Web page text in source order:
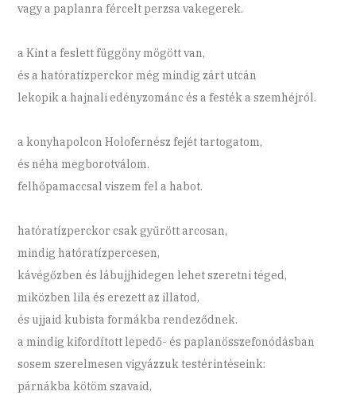
vagy a paplanra fércelt perzsa vakegerek.
a Kint a feslett függöny mögött van,
és a hatóratízperckor még mindig zárt utcán
lekopik a hajnali edényzománc és a festék a szemhéjról.
a konyhapolcon Holofernész fejét tartogatom,
és néha megborotválom.
felhőpamaccsal viszem fel a habot.
hatóratízperckor csak gyűrött arcosan,
mindig hatóratízpercesen,
kávégőzben és lábujjhidegen lehet szeretni téged,
miközben lila és erezett az illatod,
és ujjaid kubista formákba rendeződnek.
a mindig kifordított lepedő- és paplanösszefonódásban
sosem szerelmesen vigyázzuk testérintéseink:
párnákba kötöm szavaid,